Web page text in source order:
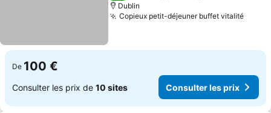
Dublin
Copieux petit-déjeuner buffet vitalité
De 100 €
Consulter les prix de 10 sites Consulter les prix